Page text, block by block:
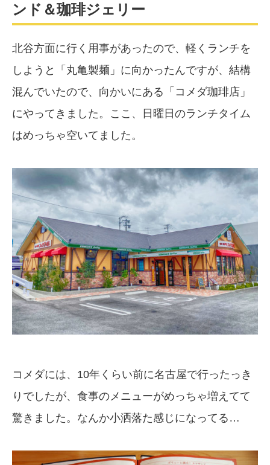
ンド＆珈琲ジェリー
北谷方面に行く用事があったので、軽くランチを
しようと「丸亀製麺」に向かったんですが、結構
混んでいたので、向かいにある「コメダ珈琲店」
にやってきました。ここ、日曜日のランチタイム
はめっちゃ空いてました。
コメダには、10年くらい前に名古屋で行ったっき
りでしたが、食事のメニューがめっちゃ増えてて
驚きました。なんか小洒落た感じになってる…